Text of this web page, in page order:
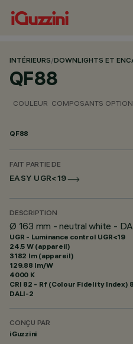
INTÉRIEURS/DOWNLIGHTS ET
QF88
COULEUR COMPOSANTS
QF88
FAIT PARTIE DE
EASY UGR<19
DESCRIPTION
Ø 163 mm - neutral white -
UGR - Luminance control UGR<19
24.5 W (appareil)
3182 lm (appareil)
129.88 lm/W
4000 K
CRI 82 - Rf (Colour Fidelity Index)
DALI-2
CONÇU PAR
iGuzzini